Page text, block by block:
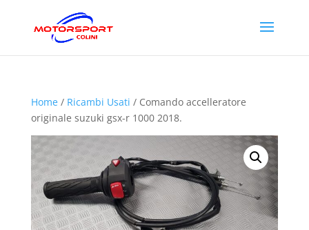
Home/ Ricambi Usati / Comando accelleratore
originale suzuki gsx-r 1000 2018.